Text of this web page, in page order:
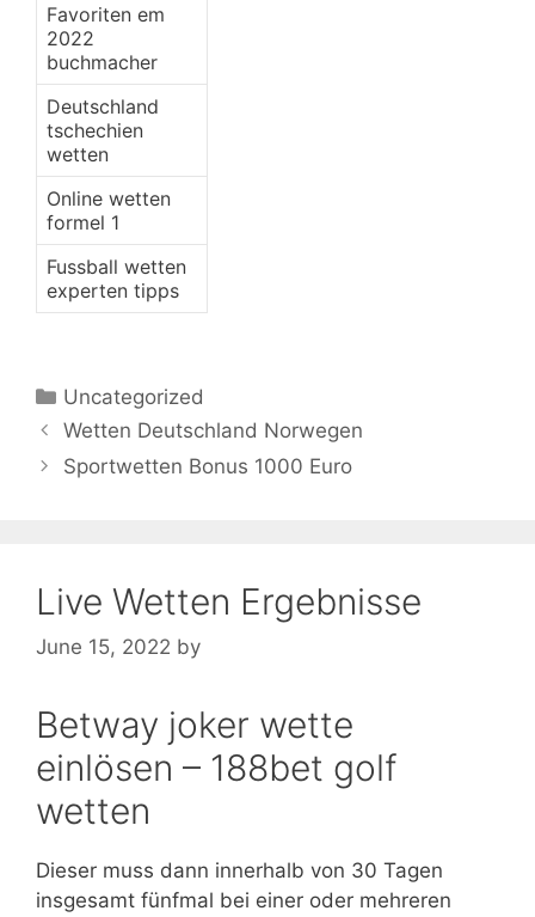
Favoriten em
2022
buchmacher
Deutschland
tschechien
wetten
Online wetten
formel 1
Fussball wetten
experten tipps
Categories
Uncategorized
Wetten Deutschland Norwegen
Sportwetten Bonus 1000 Euro
Live Wetten Ergebnisse
June 15, 2022 by
Betway joker wette
einlösen – 188bet golf
wetten
Dieser muss dann innerhalb von 30 Tagen
insgesamt fünfmal bei einer oder mehreren